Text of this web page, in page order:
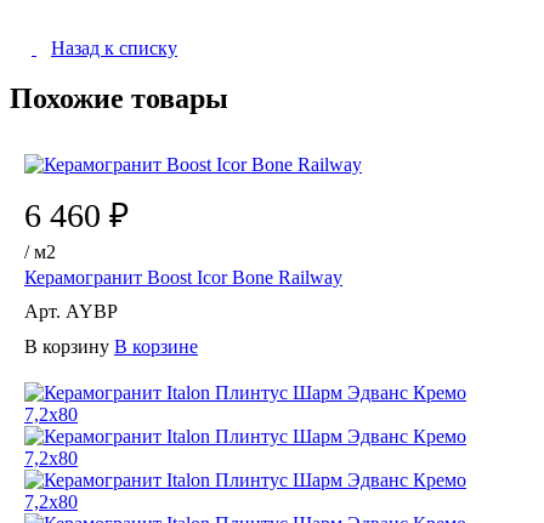
Назад к списку
Похожие товары
6 460 ₽
/ м2
Керамогранит Boost Icor Bone Railway
Арт. AYBP
В корзину В корзине